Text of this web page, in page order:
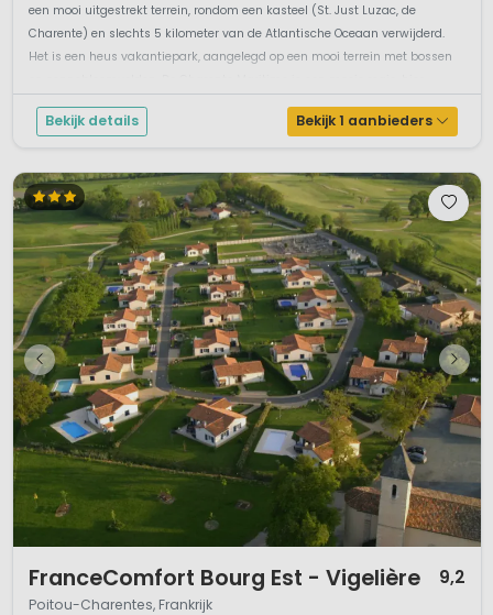
Belangrijke Links
Poitou-Charentes op France Voyage
een mooi uitgestrekt terrein, rondom een kasteel (St. Just Luzac, de
Charente) en slechts 5 kilometer van de Atlantische Oceaan verwijderd.
Het is een heus vakantiepark, aangelegd op een mooi terrein met bossen
Bekijk details Bekijk 1 aanbieders
FranceComfort Bourg Est - Vigelière 9,2
Poitou-Charentes, Frankrijk